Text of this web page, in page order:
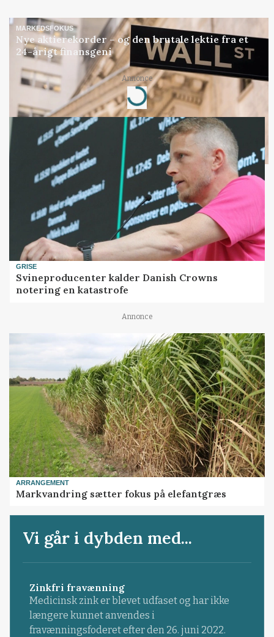
MARKEDSFOKUS
Nye aktierekorder – og den brutale lektie fra et
24-årigt finansgeni
Annonce
Loading...
GRISE
Svineproducenter kalder Danish Crowns
notering en katastrofe
Annonce
ARRANGEMENT
Markvandring sætter fokus på elefantgræs
Vi går i dybden med...
Zinkfri fravænning
Medicinsk zink er blevet udfaset og har ikke
længere kunnet anvendes i
fravænningsfoderet efter den 26. juni 2022.